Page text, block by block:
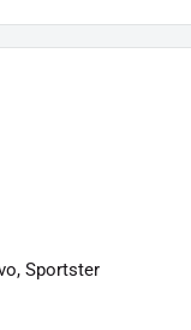
angepasst und
Sportster